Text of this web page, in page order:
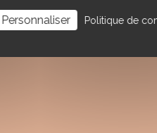
Personnaliser Politique de